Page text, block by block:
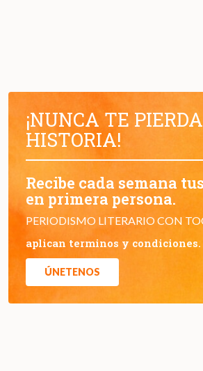
¡NUNCA TE
HISTORIA!
Recibe cada semana
en primera persona.
PERIODISMO LITERARIO CON
aplican terminos y condiciones.
ÚNETENOS